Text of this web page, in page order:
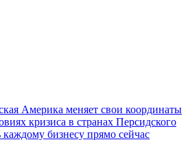
Америка меняет свои координаты
кризиса в странах Персидского
бизнесу прямо сейчас